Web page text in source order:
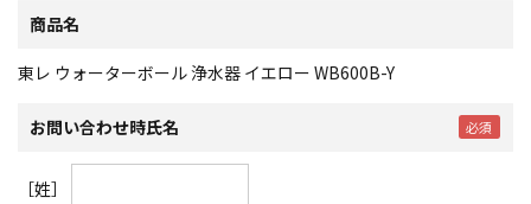
商品名
東レ ウォーターボール 浄水器 イエロー WB600B-Y
お問い合わせ時氏名
［姓］